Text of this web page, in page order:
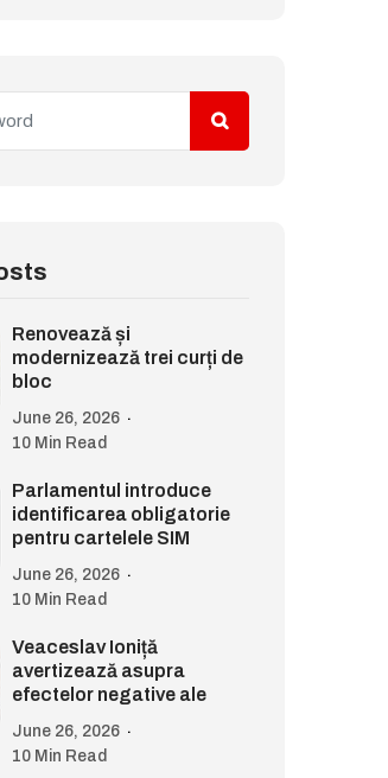
Renovează și
modernizează trei curți de
bloc
June 26, 2026
10 Min Read
Parlamentul introduce
identificarea obligatorie
pentru cartelele SIM
June 26, 2026
10 Min Read
Veaceslav Ioniță
avertizează asupra
efectelor negative ale
June 26, 2026
10 Min Read